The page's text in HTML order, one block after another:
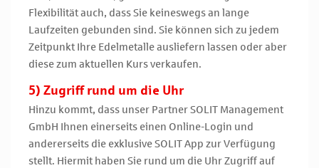
Flexibilität auch, dass Sie keineswegs an lange
Laufzeiten gebunden sind. Sie können sich zu jedem
Zeitpunkt Ihre Edelmetalle ausliefern lassen oder aber
diese zum aktuellen Kurs verkaufen.
5) Zugriff rund um die Uhr
Hinzu kommt, dass unser Partner SOLIT Management
GmbH Ihnen einerseits einen Online-Login und
andererseits die exklusive SOLIT App zur Verfügung
stellt. Hiermit haben Sie rund um die Uhr Zugriff auf